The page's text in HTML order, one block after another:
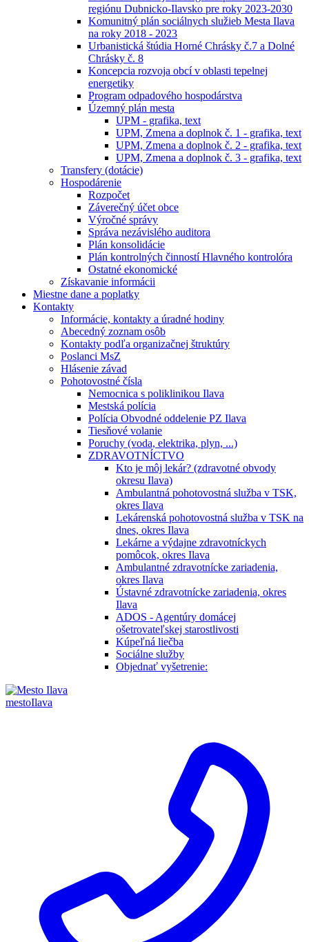
regiónu Dubnicko-Ilavsko pre roky 2023-2030
Komunitný plán sociálnych služieb Mesta Ilava
na roky 2018 - 2023
Urbanistická štúdia Horné Chrásky č.7 a Dolné
Chrásky č. 8
Koncepcia rozvoja obcí v oblasti tepelnej
energetiky
Program odpadového hospodárstva
Územný plán mesta
UPM - grafika, text
UPM, Zmena a doplnok č. 1 - grafika, text
UPM, Zmena a doplnok č. 2 - grafika, text
UPM, Zmena a doplnok č. 3 - grafika, text
Transfery (dotácie)
Hospodárenie
Rozpočet
Záverečný účet obce
Výročné správy
Správa nezávislého auditora
Plán konsolidácie
Plán kontrolných činností Hlavného kontrolóra
Ostatné ekonomické
Získavanie informácii
Miestne dane a poplatky
Kontakty
Informácie, kontakty a úradné hodiny
Abecedný zoznam osôb
Kontakty podľa organizačnej štruktúry
Poslanci MsZ
Hlásenie závad
Pohotovostné čísla
Nemocnica s poliklinikou Ilava
Mestská polícia
Polícia Obvodné oddelenie PZ Ilava
Tiesňové volanie
Poruchy (voda, elektrika, plyn, ...)
ZDRAVOTNÍCTVO
Kto je môj lekár? (zdravotné obvody
okresu Ilava)
Ambulantná pohotovostná služba v TSK,
okres Ilava
Lekárenská pohotovostná služba v TSK na
dnes, okres Ilava
Lekárne a výdajne zdravotníckych
pomôcok, okres Ilava
Ambulantné zdravotnícke zariadenia,
okres Ilava
Ústavné zdravotnícke zariadenia, okres
Ilava
ADOS - Agentúry domácej
ošetrovateľskej starostlivosti
Kúpeľná liečba
Sociálne služby
Objednať vyšetrenie:
mestoIlava